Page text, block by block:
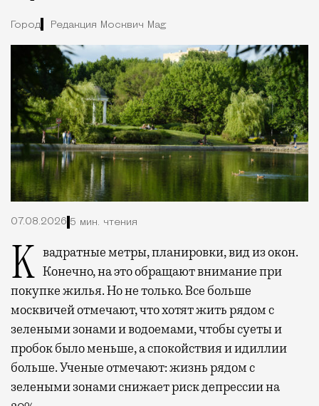
Город Редакция Москвич Mag
07.08.2026 5 мин. чтения
Квадратные метры, планировки, вид из окон. Конечно, на это обращают внимание при
покупке жилья. Но не только. Все больше
москвичей отмечают, что хотят жить рядом с
зелеными зонами и водоемами, чтобы суеты и
пробок было меньше, а спокойствия и идиллии
больше. Ученые отмечают: жизнь рядом с
зелеными зонами снижает риск депрессии на